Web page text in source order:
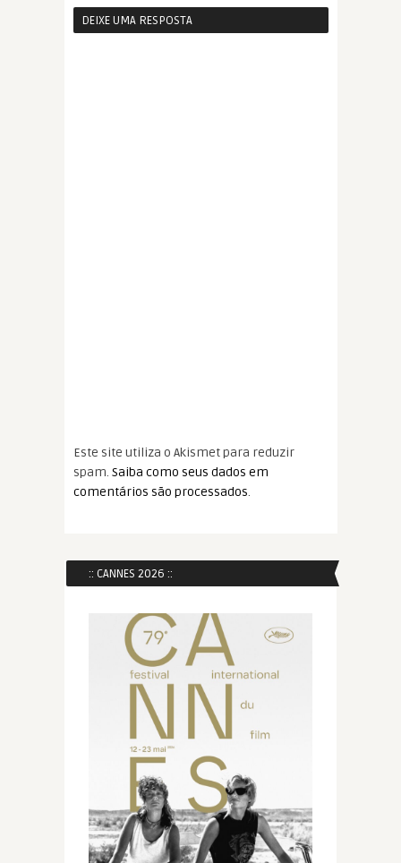
DEIXE UMA RESPOSTA
Este site utiliza o Akismet para reduzir
spam. Saiba como seus dados em
comentários são processados.
:: CANNES 2026 ::